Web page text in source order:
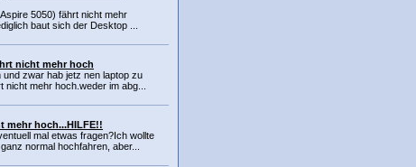
5050) fährt nicht mehr
baut sich der Desktop ...
nicht mehr hoch
und zwar hab jetz nen laptop zu
nicht mehr hoch.weder im abg...
mehr hoch...HILFE!!
mal etwas fragen?Ich wollte
normal hochfahren, aber...